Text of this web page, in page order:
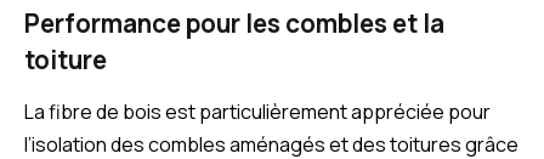
Performance pour les combles et la
toiture
La fibre de bois est particulièrement appréciée pour
l’isolation des combles aménagés et des toitures grâce